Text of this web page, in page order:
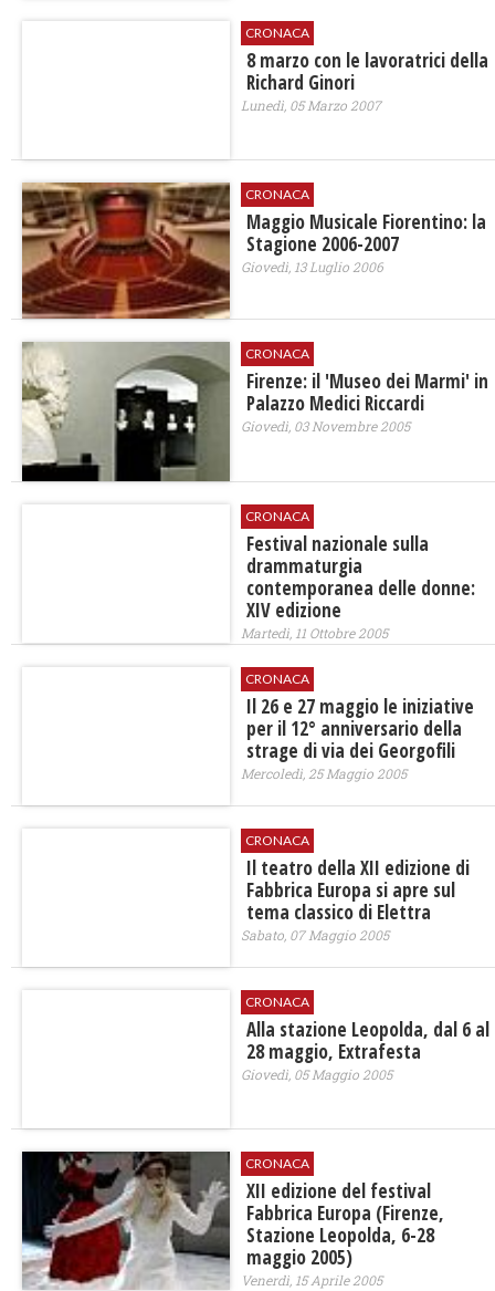
CRONACA
8 marzo con le lavoratrici della
Richard Ginori
Lunedì, 05 Marzo 2007
CRONACA
Maggio Musicale Fiorentino: la
Stagione 2006-2007
Giovedì, 13 Luglio 2006
CRONACA
Firenze: il 'Museo dei Marmi' in
Palazzo Medici Riccardi
Giovedì, 03 Novembre 2005
CRONACA
Festival nazionale sulla
drammaturgia
contemporanea delle donne:
XIV edizione
Martedì, 11 Ottobre 2005
CRONACA
Il 26 e 27 maggio le iniziative
per il 12° anniversario della
strage di via dei Georgofili
Mercoledì, 25 Maggio 2005
CRONACA
Il teatro della XII edizione di
Fabbrica Europa si apre sul
tema classico di Elettra
Sabato, 07 Maggio 2005
CRONACA
Alla stazione Leopolda, dal 6 al
28 maggio, Extrafesta
Giovedì, 05 Maggio 2005
CRONACA
XII edizione del festival
Fabbrica Europa (Firenze,
Stazione Leopolda, 6-28
maggio 2005)
Venerdì, 15 Aprile 2005